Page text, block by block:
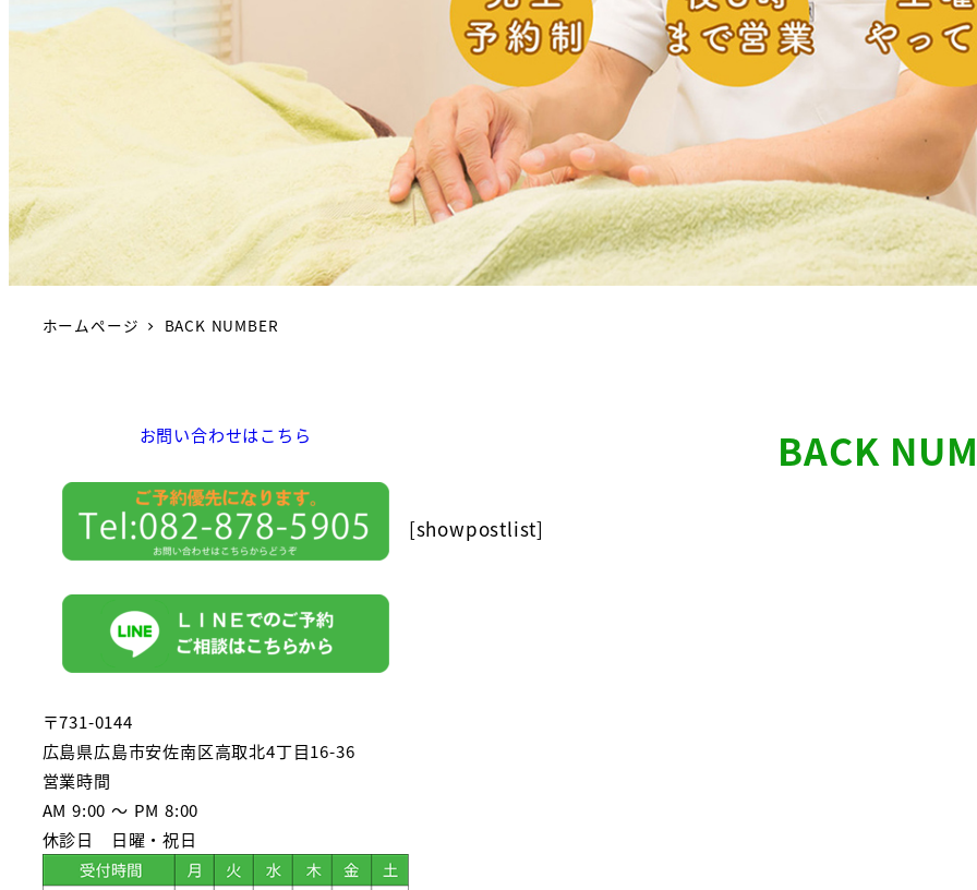
ホームページ BACK NUMBER
BACK
[showpostlist]
お問い合わせはこちら
〒731-0144
広島県広島市安佐南区高取北4丁目16-36
営業時間
AM 9:00 ～ PM 8:00
休診日 日曜・祝日